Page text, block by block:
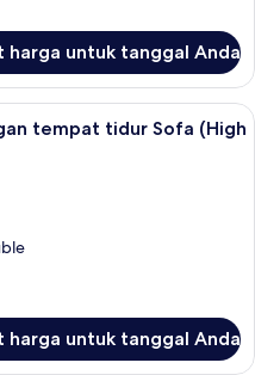
harga untuk tanggal Anda
kerja, tirai kedap cahaya,
tempat tidur Sofa (High
harga untuk tanggal Anda